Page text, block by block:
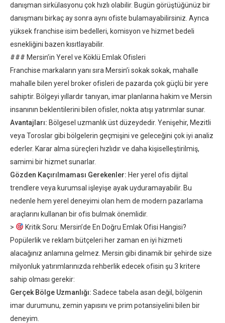
danışman sirkülasyonu çok hızlı olabilir. Bugün görüştüğünüz bir
danışmanı birkaç ay sonra aynı ofiste bulamayabilirsiniz. Ayrıca
yüksek franchise isim bedelleri, komisyon ve hizmet bedeli
esnekliğini bazen kısıtlayabilir.
### Mersin’in Yerel ve Köklü Emlak Ofisleri
Franchise markaların yanı sıra Mersin’i sokak sokak, mahalle
mahalle bilen yerel broker ofisleri de pazarda çok güçlü bir yere
sahiptir. Bölgeyi yıllardır tanıyan, imar planlarına hakim ve Mersin
insanının beklentilerini bilen ofisler, nokta atışı yatırımlar sunar.
Avantajları: Bölgesel uzmanlık üst düzeydedir. Yenişehir, Mezitli
veya Toroslar gibi bölgelerin geçmişini ve geleceğini çok iyi analiz
ederler. Karar alma süreçleri hızlıdır ve daha kişiselleştirilmiş,
samimi bir hizmet sunarlar.
Gözden Kaçırılmaması Gerekenler: Her yerel ofis dijital
trendlere veya kurumsal işleyişe ayak uyduramayabilir. Bu
nedenle hem yerel deneyimi olan hem de modern pazarlama
araçlarını kullanan bir ofis bulmak önemlidir.
>
Kritik Soru: Mersin’de En Doğru Emlak Ofisi Hangisi?
Popülerlik ve reklam bütçeleri her zaman en iyi hizmeti
alacağınız anlamına gelmez. Mersin gibi dinamik bir şehirde size
milyonluk yatırımlarınızda rehberlik edecek ofisin şu 3 kritere
sahip olması gerekir:
Gerçek Bölge Uzmanlığı: Sadece tabela asan değil, bölgenin
imar durumunu, zemin yapısını ve prim potansiyelini bilen bir
deneyim.